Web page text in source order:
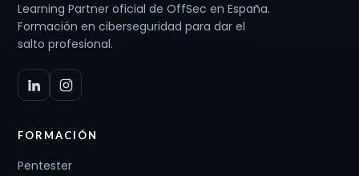
Learning Partner oficial de OffSec en España.
Formación en ciberseguridad para dar el
salto profesional.
FORMACIÓN
Pentester